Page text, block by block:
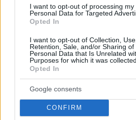
I want to opt-out of processing my
Personal Data for Targeted
Opted In
I want to opt-out of Collection, Use,
Retention, Sale, and/or Sharing of
Personal Data that Is Unrelated
Purposes for which it was collected.
Opted In
Google consents
CONFIRM
Χόρχε Μέσι: Ο εργάτης από το
τον 13χρονο Λιονέλ από το χέρι
ιστορία του ποδοσφαίρου με
χαρτοπετσέτα
08.08.2026, 21:43